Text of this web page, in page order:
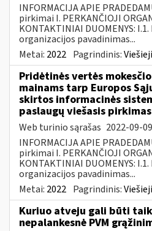
INFORMACIJA APIE
pirkimai I. PERKANČIOJI
KONTAKTINIAI DUOMENYS:
organizacijos pavadinimas...
Metai: 2022 Pagrindinis:
Pridėtinės vertės
mainams tarp Europos
skirtos informacinės
paslaugų viešasis pirkimas
Web turinio sąrašas 2022-09-09
INFORMACIJA APIE
pirkimai I. PERKANČIOJI
KONTAKTINIAI DUOMENYS:
organizacijos pavadinimas...
Metai: 2022 Pagrindinis:
Kuriuo atveju gali būti
nepalankesnė PVM